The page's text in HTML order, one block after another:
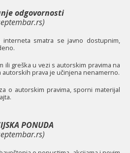
odgovornosti
smatra se javno dostupnim,
ili greška u vezi s autorskim pravima na
prava je učinjena nenamerno.
o autorskim pravima, sporni materijal
PONUDA